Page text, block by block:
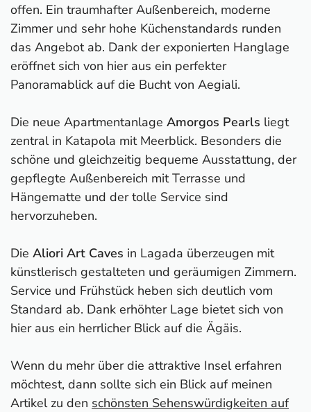
offen. Ein traumhafter Außenbereich, moderne
Zimmer und sehr hohe Küchenstandards runden
das Angebot ab. Dank der exponierten Hanglage
eröffnet sich von hier aus ein perfekter
Panoramablick auf die Bucht von Aegiali.
Die neue Apartmentanlage Amorgos Pearls liegt
zentral in Katapola mit Meerblick. Besonders die
schöne und gleichzeitig bequeme Ausstattung, der
gepflegte Außenbereich mit Terrasse und
Hängematte und der tolle Service sind
hervorzuheben.
Die Aliori Art Caves in Lagada überzeugen mit
künstlerisch gestalteten und geräumigen Zimmern.
Service und Frühstück heben sich deutlich vom
Standard ab. Dank erhöhter Lage bietet sich von
hier aus ein herrlicher Blick auf die Ägäis.
Wenn du mehr über die attraktive Insel erfahren
möchtest, dann sollte sich ein Blick auf meinen
Artikel zu den schönsten Sehenswürdigkeiten auf